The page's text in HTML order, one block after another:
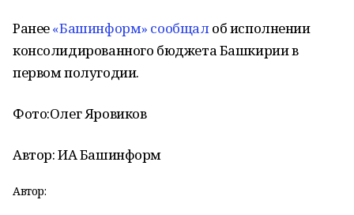
Ранее«Башинформ» сообщалоб исполнении
консолидированного бюджета Башкирии в
первом полугодии.
Фото:Олег Яровиков
Автор: ИА Башинформ
Автор: